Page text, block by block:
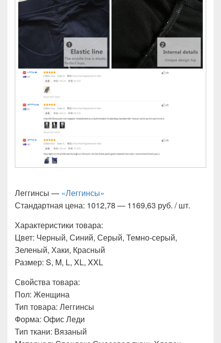
Леггинсы — «Леггинсы»
Стандартная цена: 1012,78 — 1169,63 руб. / шт.
Характеристики товара:
Цвет: Черный, Синий, Серый, Темно-серый,
Зеленый, Хаки, Красный
Размер: S, M, L, XL, XXL
Свойства товара:
Пол: Женщина
Тип товара: Леггинсы
Форма: Офис Леди
Тип ткани: Вязаный